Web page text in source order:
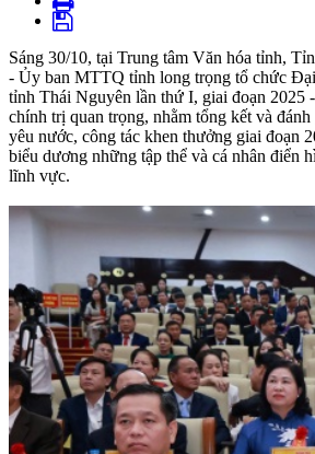
Sáng 30/10, tại Trung tâm Văn hóa tỉnh,
- Ủy ban MTTQ tỉnh long trọng tổ chức
tỉnh Thái Nguyên lần thứ I, giai đoạn 2025
chính trị quan trọng, nhằm tổng kết và
yêu nước, công tác khen thưởng giai đoạn
biểu dương những tập thể và cá nhân điển
lĩnh vực.